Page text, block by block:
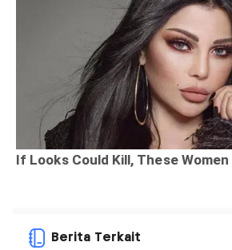
Berita Terkait